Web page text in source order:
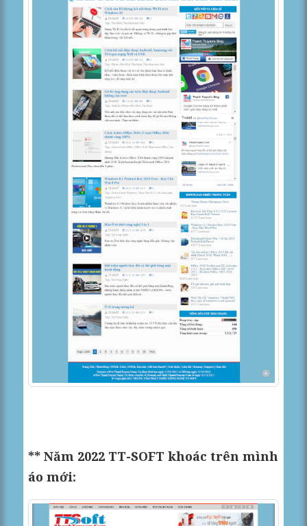
** Năm 2022 TT-SOFT khoác trên mình
áo mới: